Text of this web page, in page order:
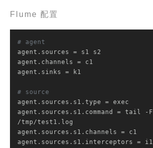
Flume 配置
# agent
agent.sources
agent.channels
agent.sinks
= k1
# source
agent.sources.s1.type
agent.sources.s1.command
= tail -F
agent.sources.s1.channels
agent.sources.s1.interceptors